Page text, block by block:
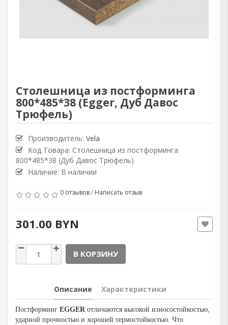
Столешница из постформинга
800*485*38 (Egger, Дуб Давос
Трюфель)
Производитель: Vela
Код Товара: Столешница из постформинга
800*485*38 (Дуб Давос Трюфель)
Наличие: В наличии
0 отзывов/ Написать отзыв
301.00 BYN
В КОРЗИНУ
Описание Характеристики
Постформинг EGGER отличаются высокой износостойкостью,
ударной прочностью и хорошей термостойкостью. Что